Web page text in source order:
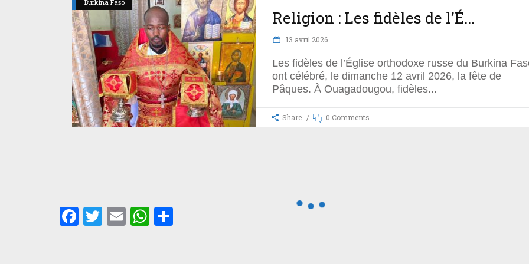
Burkina Faso
Religion : Les fidèles de l’É...
13 avril 2026
Les fidèles de l’Église orthodoxe russe du Burkina
ont célébré, le dimanche 12 avril 2026, la fête de
Pâques. À Ouagadougou, fidèles
Share 0 Comments
Facebook
Twitter
EmailWhatsApp